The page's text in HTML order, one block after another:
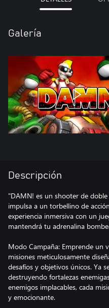
Galería
Descripción
"DAMN! es un shooter de
impulsa a un torbellino de
experiencia inmersiva con un
mantendrá tu adrenalina
Modo Campaña: Emprende un
misiones meticulosamente
desafíos y objetivos únicos. Ya
destruyendo fortalezas
enemigos implacables, cada
y emocionante.